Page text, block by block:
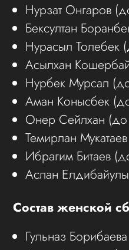
Нурзат Онгаров
Бексултан
Нурасыл Толебек
Асылхан
Нурбек Мурсал
Аман Конысбек
Онер Сейлхан (до
Темирлан
Ибрагим Битаев
Аслан
Состав женской
Гульназ